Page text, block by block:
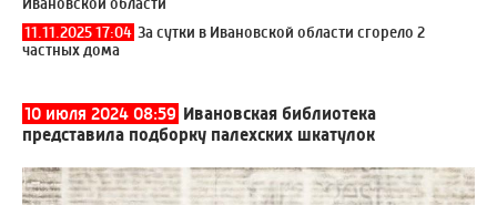
11.11.2025 17:04 За сутки в Ивановской области сгорело 2
частных дома
10 июля 2024 08:59 Ивановская библиотека
представила подборку палехских шкатулок